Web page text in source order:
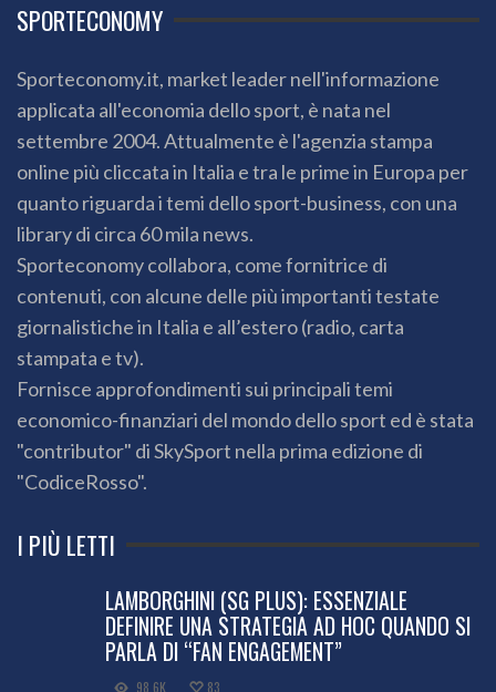
SPORTECONOMY
Sporteconomy.it, market leader nell'informazione
applicata all'economia dello sport, è nata nel
settembre 2004. Attualmente è l'agenzia stampa
online più cliccata in Italia e tra le prime in Europa per
quanto riguarda i temi dello sport-business, con una
library di circa 60 mila news.
Sporteconomy collabora, come fornitrice di
contenuti, con alcune delle più importanti testate
giornalistiche in Italia e all’estero (radio, carta
stampata e tv).
Fornisce approfondimenti sui principali temi
economico-finanziari del mondo dello sport ed è stata
"contributor" di SkySport nella prima edizione di
"CodiceRosso".
I PIÙ LETTI
LAMBORGHINI (SG PLUS): ESSENZIALE
DEFINIRE UNA STRATEGIA AD HOC QUANDO SI
PARLA DI “FAN ENGAGEMENT”
98.6K 83